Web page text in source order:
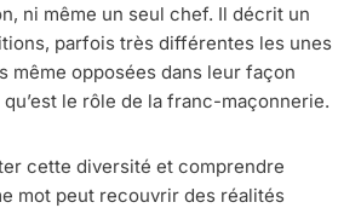
ni même un seul chef. Il décrit un
parfois très différentes les unes
même opposées dans leur façon
qu’est le rôle de la franc-maçonnerie.
cette diversité et comprendre
mot peut recouvrir des réalités